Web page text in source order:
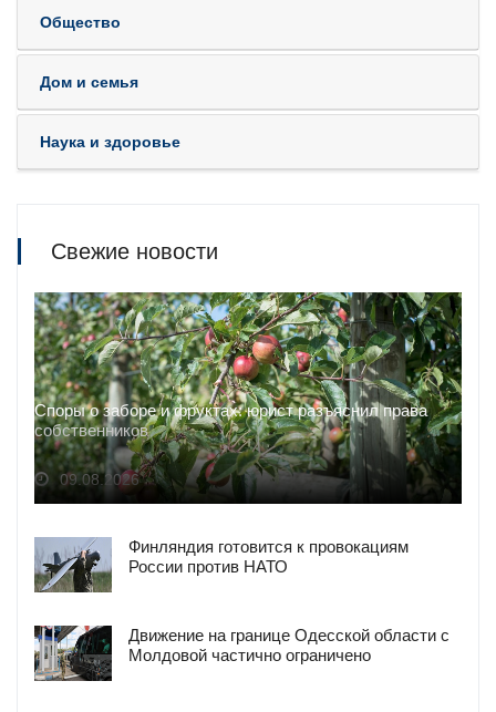
Общество
Дом и семья
Наука и здоровье
Свежие новости
Споры о заборе и фруктах: юрист разъяснил права
собственников
09.08.2026
Финляндия готовится к провокациям
России против НАТО
Движение на границе Одесской области с
Молдовой частично ограничено